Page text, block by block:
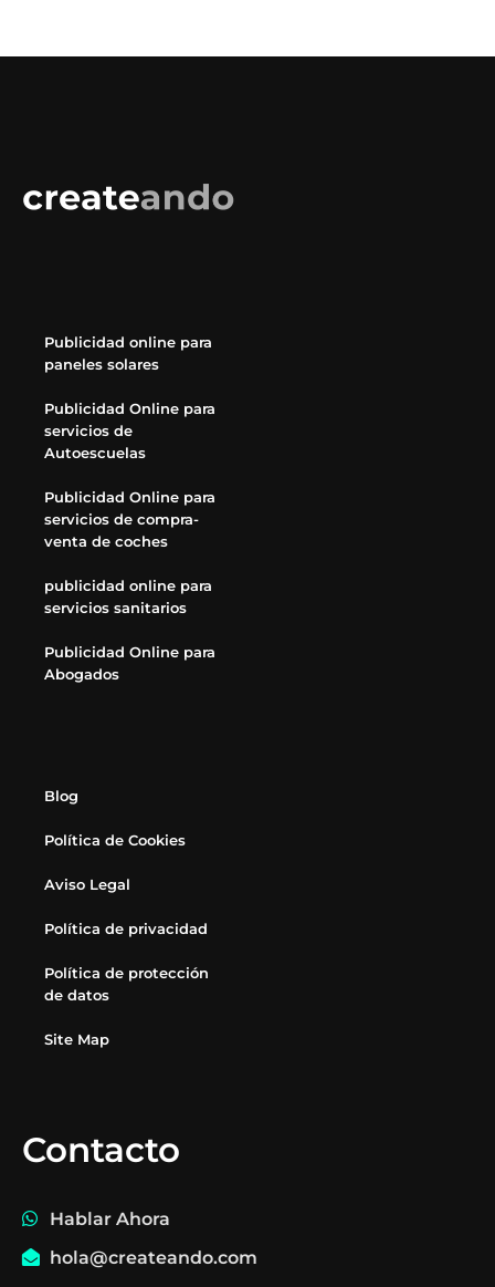
Publicidad online para
paneles solares
Publicidad Online para
servicios de
Autoescuelas
Publicidad Online para
servicios de compra-
venta de coches
publicidad online para
servicios sanitarios
Publicidad Online para
Abogados
Blog
Política de Cookies
Aviso Legal
Política de privacidad
Política de protección
de datos
Site Map
Contacto
Hablar Ahora
hola@createando.com